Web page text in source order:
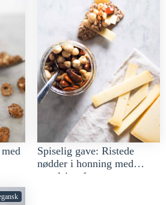
Spiselig gave: Ristede
nødder i honning med
appelsinsaft